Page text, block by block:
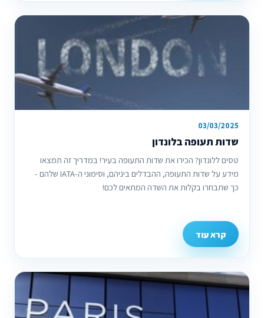
03/03/2025
שדות תעופה בלונדון
טסים ללונדון? הכירו את שדות התעופה בעיר! במדריך זה תמצאו
מידע על שדות התעופה, ההבדלים ביניהם, וסימוני ה-IATA שלהם -
כך שתבחרו בקלות את השדה המתאים לכם!
קרא עוד